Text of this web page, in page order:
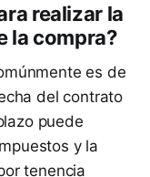
realizar la
la compra?
es de
del contrato
puede
y la
tenencia